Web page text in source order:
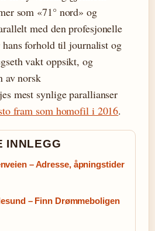
som «71° nord» og
med den profesjonelle
hans forhold til journalist og
vakt oppsikt, og
av norsk
mest synlige parallianser
fram som homofil i 2016.
INNLEGG
– Adresse, åpningstider
– Finn Drømmeboligen